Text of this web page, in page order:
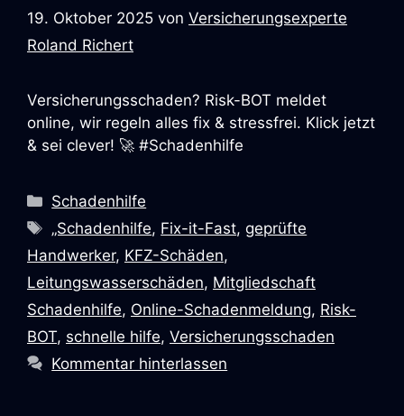
19. Oktober 2025 von Versicherungsexperte
Roland Richert
Versicherungsschaden? Risk-BOT meldet
online, wir regeln alles fix & stressfrei. Klick jetzt
& sei clever! 🚀 #Schadenhilfe
Schadenhilfe
„Schadenhilfe, Fix-it-Fast,geprüfte
Handwerker, KFZ-Schäden,
Leitungswasserschäden, Mitgliedschaft
Schadenhilfe, Online-Schadenmeldung, Risk-
BOT, schnelle hilfe, Versicherungsschaden
Kommentar hinterlassen